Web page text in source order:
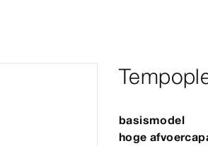
basismodel
hoge